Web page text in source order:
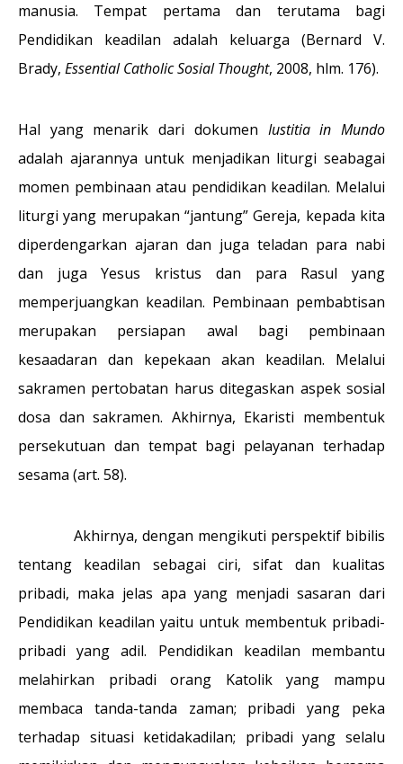
manusia. Tempat pertama dan terutama bagi
Pendidikan keadilan adalah keluarga (Bernard V.
Brady, Essential Catholic Sosial Thought, 2008, hlm. 176).
Hal yang menarik dari dokumen Iustitia in Mundo
adalah ajarannya untuk menjadikan liturgi seabagai
momen pembinaan atau pendidikan keadilan. Melalui
liturgi yang merupakan “jantung” Gereja, kepada kita
diperdengarkan ajaran dan juga teladan para nabi
dan juga Yesus kristus dan para Rasul yang
memperjuangkan keadilan. Pembinaan pembabtisan
merupakan persiapan awal bagi pembinaan
kesaadaran dan kepekaan akan keadilan. Melalui
sakramen pertobatan harus ditegaskan aspek sosial
dosa dan sakramen. Akhirnya, Ekaristi membentuk
persekutuan dan tempat bagi pelayanan terhadap
sesama (art. 58).
Akhirnya, dengan mengikuti perspektif bibilis
tentang keadilan sebagai ciri, sifat dan kualitas
pribadi, maka jelas apa yang menjadi sasaran dari
Pendidikan keadilan yaitu untuk membentuk pribadi-
pribadi yang adil. Pendidikan keadilan membantu
melahirkan pribadi orang Katolik yang mampu
membaca tanda-tanda zaman; pribadi yang peka
terhadap situasi ketidakadilan; pribadi yang selalu